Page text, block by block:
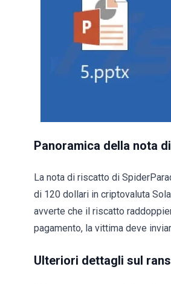
Panoramica della nota
La nota di riscatto di
di 120 dollari in criptovaluta
avverte che il riscatto
pagamento, la vittima deve
Ulteriori dettagli sul